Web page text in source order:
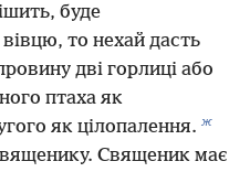
буде
то нехай дасть
дві горлиці або
птаха як
як цілопалення. ж
Священик має